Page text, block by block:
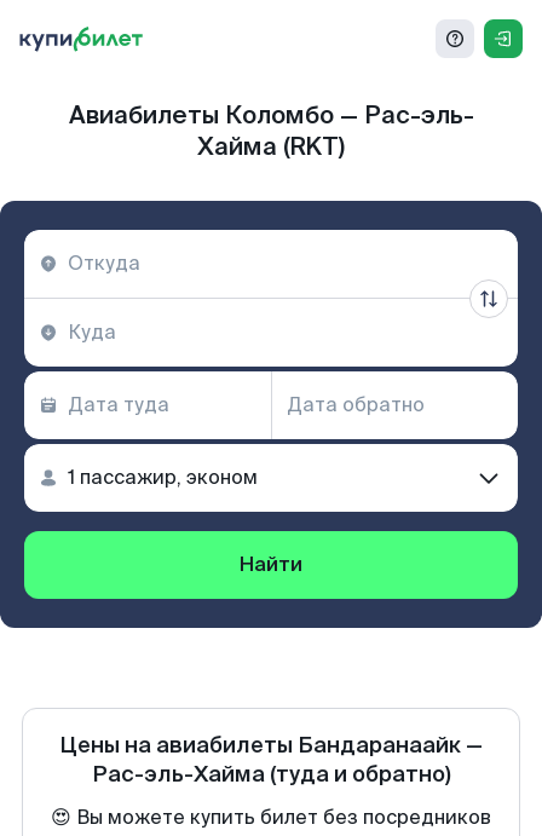
Авиабилеты Коломбо — Рас-эль-
Хайма (RKT)
Найти
Цены на авиабилеты Бандаранаайк —
Рас-эль-Хайма (туда и обратно)
😍 Вы можете купить билет без посредников